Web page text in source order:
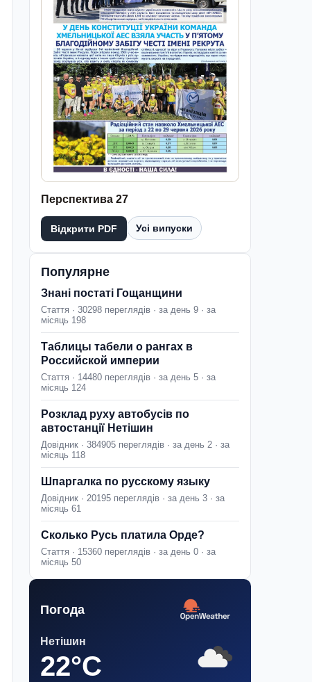
Перспектива 27
Відкрити PDF Усі випуски
Популярне
Знані постаті Гощанщини
Стаття · 30298 переглядів · за день 9 · за
місяць 198
Таблицы табели о рангах в
Российской империи
Стаття · 14480 переглядів · за день 5 · за
місяць 124
Розклад руху автобусів по
автостанції Нетішин
Довідник · 384905 переглядів · за день 2 · за
місяць 118
Шпаргалка по русскому языку
Довідник · 20195 переглядів · за день 3 · за
місяць 61
Сколько Русь платила Орде?
Стаття · 15360 переглядів · за день 0 · за
місяць 50
Погода
Нетішин
22°C